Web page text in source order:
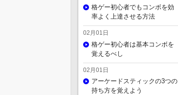
格ゲー初心者でもコンボを効
率よく上達させる方法
02月01日
格ゲー初心者は基本コンボを
覚えるべし
02月01日
アーケードスティックの3つの
持ち方を覚えよう